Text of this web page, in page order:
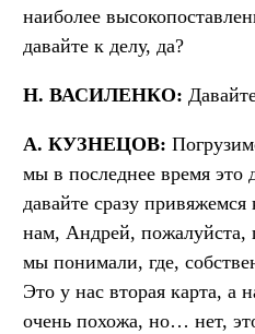
наиболее
давайте к делу, да?
Н. ВАСИЛЕНКО:
А. КУЗНЕЦОВ:
мы в последнее время это
давайте сразу
нам, Андрей, пожалуйста,
мы понимали, где,
Это у нас вторая карта, а
очень похожа, но… нет,